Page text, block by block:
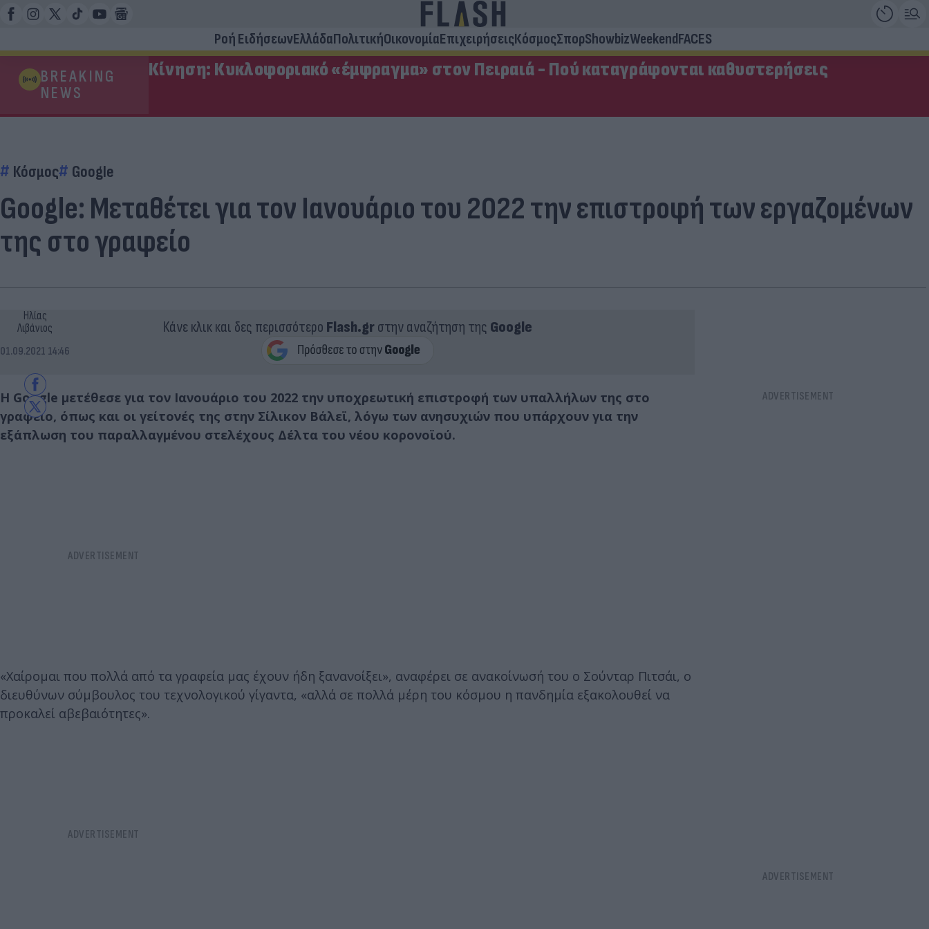
Ροή ΕιδήσεωνΕλλάδαΠολιτικήΟικονομίαΕπιχειρήσειςΚόσμοςΣπορShowbizWeekendFACES
BREAKING
NEWS
Κίνηση: Κυκλοφοριακό «έμφραγμα» στον Πειραιά - Πού καταγράφονται καθυστερήσεις
Κόσμος Google
Google: Μεταθέτει για τον Ιανουάριο του 2022 την επιστροφή των εργαζομένων
της στο γραφείο
Ηλίας
Λιβάνιος
01.09.2021 14:46
Κάνε κλικ και δες περισσότερο Flash.grστην αναζήτηση της Google
Η Google μετέθεσε για τον Ιανουάριο του 2022 την υποχρεωτική επιστροφή των υπαλλήλων της στο
γραφείο, όπως και οι γείτονές της στην Σίλικον Βάλεϊ, λόγω των ανησυχιών που υπάρχουν για την
εξάπλωση του παραλλαγμένου στελέχους Δέλτα του νέου κορoνοϊού.
«Χαίρομαι που πολλά από τα γραφεία μας έχουν ήδη ξανανοίξει», αναφέρει σε ανακοίνωσή του ο Σούνταρ Πιτσάι, ο
διευθύνων σύμβουλος του τεχνολογικού γίγαντα, «αλλά σε πολλά μέρη του κόσμου η πανδημία εξακολουθεί να
προκαλεί αβεβαιότητες».